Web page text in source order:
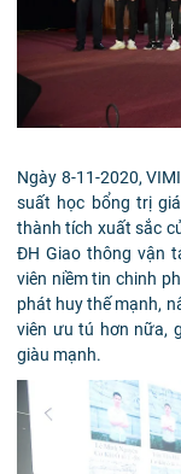
Ngày 8-11-2020,
suất học bổng trị
thành tích xuất sắc
ĐH Giao thông vận
viên niềm tin chinh
phát huy thế mạnh,
viên ưu tú hơn nữa,
giàu mạnh.